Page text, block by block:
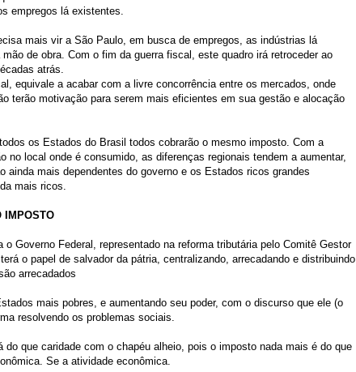
empregos lá existentes.
mais vir a São Paulo, em busca de empregos, as indústrias lá
de obra. Com o fim da guerra fiscal, este quadro irá retroceder ao
atrás.
equivale a acabar com a livre concorrência entre os mercados, onde
terão motivação para serem mais eficientes em sua gestão e alocação
os Estados do Brasil todos cobrarão o mesmo imposto. Com a
no local onde é consumido, as diferenças regionais tendem a aumentar,
ainda mais dependentes do governo e os Estados ricos grandes
mais ricos.
IMPOSTO
o Governo Federal, representado na reforma tributária pelo Comitê Gestor
o papel de salvador da pátria, centralizando, arrecadando e distribuindo
arrecadados
mais pobres, e aumentando seu poder, com o discurso que ele (o
resolvendo os problemas sociais.
do que caridade com o chapéu alheio, pois o imposto nada mais é do que
Se a atividade econômica.